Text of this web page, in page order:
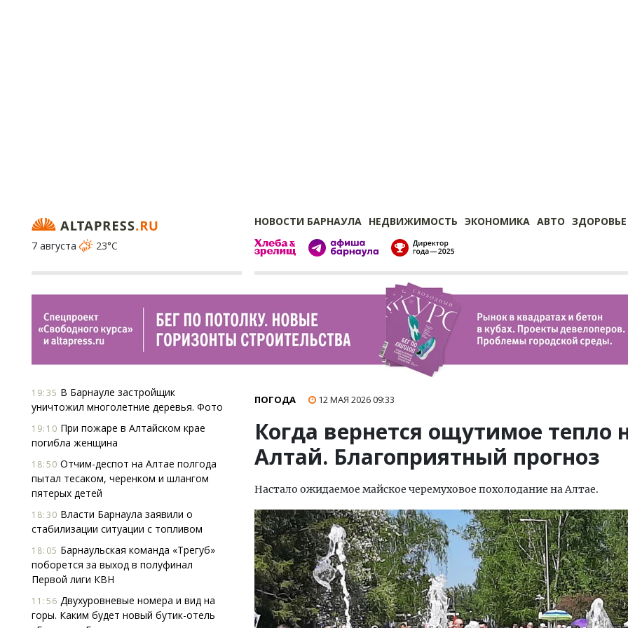
НОВОСТИ БАРНАУЛА НЕДВИЖИМОСТЬ ЭКОНОМИКА АВТО ЗДОРОВЬЕ
7 августа
23°C
19:35 В Барнауле застройщик
уничтожил многолетние деревья. Фото
19:10 При пожаре в Алтайском крае
погибла женщина
18:50 Отчим-деспот на Алтае полгода
пытал тесаком, черенком и шлангом
пятерых детей
18:30 Власти Барнаула заявили о
стабилизации ситуации с топливом
18:05 Барнаульская команда «Трегуб»
поборется за выход в полуфинал
Первой лиги КВН
11:56 Двухуровневые номера и вид на
горы. Каким будет новый бутик-отель
ПОГОДА 12 МАЯ 202609:33
Когда вернется ощутимое тепло
Алтай. Благоприятный прогноз
Настало ожидаемое майское черемуховое похолодание на Алтае.